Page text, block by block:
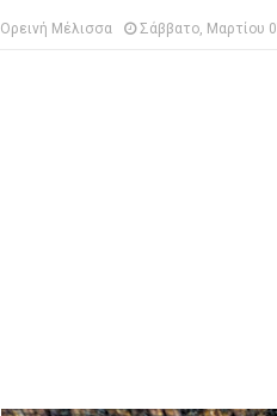
Ορεινή Μέλισσα Σάββατο, Μαρτίου